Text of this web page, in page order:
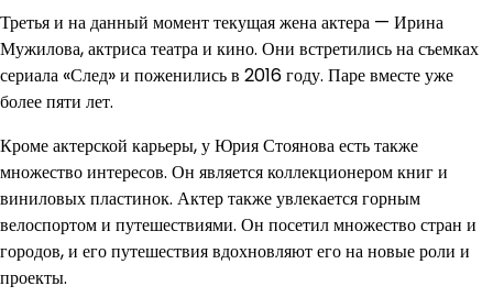
Третья и на данный момент текущая жена актера — Ирина
Мужилова, актриса театра и кино. Они встретились на съемках
сериала «След» и поженились в 2016 году. Паре вместе уже
более пяти лет.
Кроме актерской карьеры, у Юрия Стоянова есть также
множество интересов. Он является коллекционером книг и
виниловых пластинок. Актер также увлекается горным
велоспортом и путешествиями. Он посетил множество стран и
городов, и его путешествия вдохновляют его на новые роли и
проекты.